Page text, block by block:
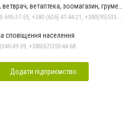
ветврач, ветаптека, зоомагазин, грумер,
+380 (50) 695-37-55, +380 (626) 41-44-21, +380(95)533-90-03
сповіщення населення
49-59, +380(67)350-44-68
Додати підприємство